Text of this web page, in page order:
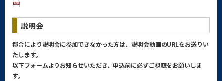
説明会
都合により説明会に参加できなかった方は、 説明会動画のURLをお送りい
たします。
以下フォームよりお知らせいただき、申込前に必ずご視聴をお願いしま
す。